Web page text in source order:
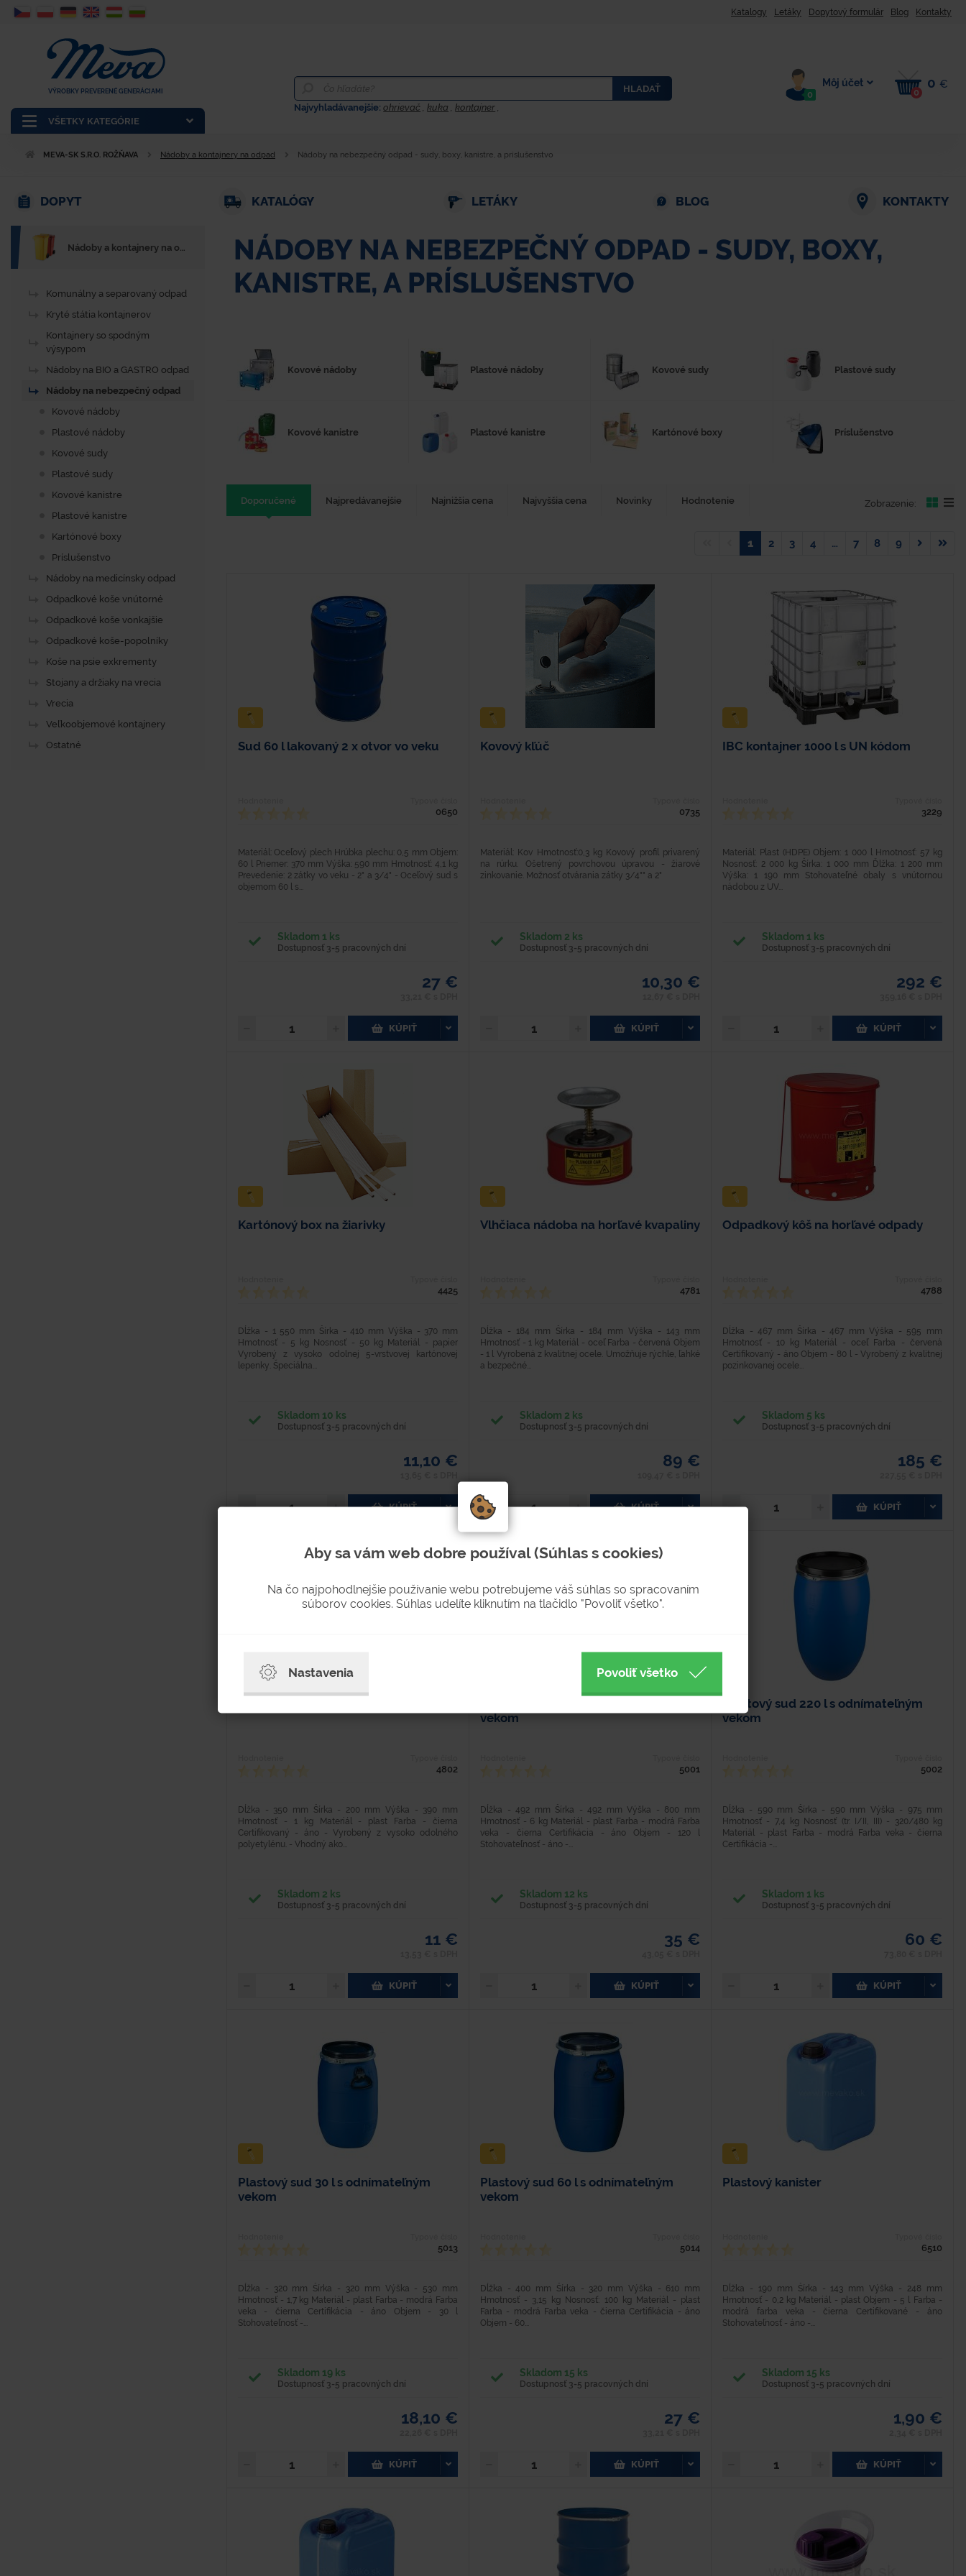
Katalogy Letáky Dopytový formulár Blog Kontakty
VŠETKY KATEGÓRIE
VÝROBKY PREVERENÉ GENERÁCIAMI
HLADAŤ
Najvyhladávanejšie:ohrievač ,kuka ,kontajner ,
0
Môj účet
0
0 €
MEVA-SK S.R.O. ROŽŇAVA Nádoby a kontajnery na odpad Nádoby na nebezpečný odpad - sudy, boxy, kanistre, a príslušenstvo
DOPYT KATALÓGY LETÁKY BLOG KONTAKTY
NÁDOBY NA NEBEZPEČNÝ ODPAD - SUDY, BOXY,
KANISTRE, A PRÍSLUŠENSTVO
Kovové nádoby Plastové nádoby Kovové sudy Plastové sudy
Kovové kanistre Plastové kanistre Kartónové boxy Príslušenstvo
Doporučené Najpredávanejšie Najnižšia cena Najvyššia cena Novinky Hodnotenie Zobrazenie:
1 2 3 4 … 7 8 9
Sud 60 l lakovaný 2 x otvor vo veku
0650
Materiál: Oceľový plech Hrúbka plechu: 0,5 mm Objem:
60 l Priemer: 370 mm Výška: 590 mm Hmotnosť: 4,1 kg
Prevedenie: 2 zátky vo veku - 2" a 3/4" - Oceľový sud s
objemom 60 l s...
Skladom 1 ks
Dostupnosť 3-5 pracovných dní
27 €
KÚPIŤ
Kovový kľúč
0735
Materiál: Kov Hmotnosť:0,3 kg Kovový profil privarený
na rúrku. Ošetrený povrchovou úpravou - žiarové
zinkovanie. Možnosť otvárania zátky 3/4"" a 2"
Skladom 2 ks
Dostupnosť 3-5 pracovných dní
10,30 €
KÚPIŤ
IBC kontajner 1000 l s UN kódom
3229
Materiál: Plast (HDPE) Objem: 1 000 l Hmotnosť: 57 kg
Nosnosť: 2 000 kg Šírka: 1 000 mm Ďlžka: 1 200 mm
Výška: 1 190 mm Stohovateľné obaly s vnútornou
nádobou z UV...
Skladom 1 ks
Dostupnosť 3-5 pracovných dní
292 €
KÚPIŤ
Kartónový box na žiarivky
4425
Dĺžka - 1 550 mm Šírka - 410 mm Výška - 370 mm
Hmotnosť - 5 kg Nosnosť - 50 kg Materiál - papier
Vyrobený z vysoko odolnej 5-vrstvovej kartónovej
lepenky. Špeciálna...
Skladom 10 ks
Dostupnosť 3-5 pracovných dní
11,10 €
KÚPIŤ
Vlhčiaca nádoba na horľavé kvapaliny
4781
Dĺžka - 184 mm Šírka - 184 mm Výška - 143 mm
Hmotnosť - 1 kg Materiál - oceľ Farba - červená Objem
- 1 l Vyrobená z kvalitnej ocele. Umožňuje rýchle, ľahké
a bezpečné...
Skladom 2 ks
Dostupnosť 3-5 pracovných dní
89 €
KÚPIŤ
Odpadkový kôš na horľavé odpady
4788
Dĺžka - 467 mm Šírka - 467 mm Výška - 595 mm
Hmotnosť - 10 kg Materiál - oceľ Farba - červená
Certifikovaný - áno Objem - 80 l - Vyrobený z kvalitnej
pozinkovanej ocele...
Skladom 5 ks
Dostupnosť 3-5 pracovných dní
185 €
KÚPIŤ
4802
Dĺžka - 350 mm Šírka - 200 mm Výška - 390 mm
Hmotnosť - 1 kg Materiál - plast Farba - čierna
Certifikovaný - áno - Vyrobený z vysoko odolného
polyetylénu. - Vhodný ako...
Skladom 2 ks
Dostupnosť 3-5 pracovných dní
11 €
KÚPIŤ
vekom
5001
Dĺžka - 492 mm Šírka - 492 mm Výška - 800 mm
Hmotnosť - 6 kg Materiál - plast Farba - modrá Farba
veka - čierna Certifikácia - áno Objem - 120 l
Stohovateľnosť - áno -...
Skladom 12 ks
Dostupnosť 3-5 pracovných dní
35 €
KÚPIŤ
Plastový sud 220 l s odnímateľným
vekom
5002
Dĺžka - 590 mm Šírka - 590 mm Výška - 975 mm
Hmotnosť - 7,4 kg Nosnosť (tr. I/II, III) - 320/480 kg
Materiál - plast Farba - modrá Farba veka - čierna
Certifikácia -...
Skladom 1 ks
Dostupnosť 3-5 pracovných dní
60 €
KÚPIŤ
Plastový sud 30 l s odnímateľným
vekom
5013
Dĺžka - 320 mm Šírka - 320 mm Výška - 530 mm
Hmotnosť - 1,7 kg Materiál - plast Farba - modrá Farba
veka - čierna Certifikácia - áno Objem - 30 l
Stohovateľnosť -...
Skladom 19 ks
Dostupnosť 3-5 pracovných dní
18,10 €
KÚPIŤ
Plastový sud 60 l s odnímateľným
vekom
5014
Dĺžka - 400 mm Šírka - 320 mm Výška - 610 mm
Hmotnosť - 3,15 kg Nosnosť: 100 kg Materiál - plast
Farba - modrá Farba veka - čierna Certifikácia - áno
Objem - 60...
Skladom 15 ks
Dostupnosť 3-5 pracovných dní
27 €
KÚPIŤ
Plastový kanister
6510
Dĺžka - 190 mm Šírka - 143 mm Výška - 248 mm
Hmotnosť - 0,2 kg Materiál - plast Objem - 5 l Farba -
modrá farba veka - čierna Certifikované - áno
Stohovateľnosť - áno -...
Skladom 15 ks
Dostupnosť 3-5 pracovných dní
1,90 €
KÚPIŤ
Komunálny a separovaný odpad
Kryté státia kontajnerov
Kontajnery so spodným
výsypom
Nádoby na BIO a GASTRO odpad
Nádoby na nebezpečný odpad
Kovové nádoby
Plastové nádoby
Kovové sudy
Plastové sudy
Kovové kanistre
Plastové kanistre
Kartónové boxy
Príslušenstvo
Nádoby na medicínsky odpad
Odpadkové koše vnútorné
Odpadkové koše vonkajšie
Odpadkové koše-popolníky
Koše na psie exkrementy
Stojany a držiaky na vrecia
Vrecia
Veľkoobjemové kontajnery
Ostatné
Aby sa vám web dobre používal (Súhlas s cookies)
Na čo najpohodlnejšie používanie webu potrebujeme váš súhlas so spracovaním
súborov cookies. Súhlas udelíte kliknutím na tlačidlo "Povoliť všetko".
Nastavenia Povoliť všetko